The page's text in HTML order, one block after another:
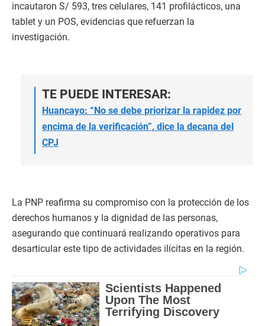
incautaron S/ 593, tres celulares, 141 profilácticos, una
tablet y un POS, evidencias que refuerzan la
investigación.
TE PUEDE INTERESAR:
Huancayo: “No se debe priorizar la rapidez por
encima de la verificación”, dice la decana del
CPJ
La PNP reafirma su compromiso con la protección de los
derechos humanos y la dignidad de las personas,
asegurando que continuará realizando operativos para
desarticular este tipo de actividades ilícitas en la región.